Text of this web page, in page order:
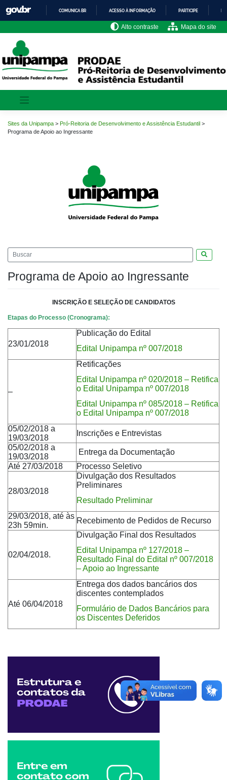
para
o
conteúdo
IR
PARA
COMUNICA BR ACESSO À INFORMAÇÃO PARTICIPE
Alto contraste Mapa do site
Sites da Unipampa > Pró-Reitoria de Desenvolvimento e Assistência Estudantil >
Programa de Apoio ao Ingressante
Programa de Apoio ao Ingressante
INSCRIÇÃO E SELEÇÃO DE CANDIDATOS
Etapas do Processo (Cronograma):
23/01/2018
Publicação do Edital
Edital Unipampa nº 007/2018
–
Retificações
Edital Unipampa nº 020/2018 – Retifica
o Edital Unipampa nº 007/2018
Edital Unipampa nº 085/2018 – Retifica
o Edital Unipampa nº 007/2018
05/02/2018 a
19/03/2018
Inscrições e Entrevistas
05/02/2018 a
19/03/2018
Entrega da Documentação
Até 27/03/2018
Processo Seletivo
28/03/2018
Divulgação dos Resultados
Preliminares
Resultado Preliminar
29/03/2018, até às
23h 59min.
Recebimento de Pedidos de Recurso
02/04/2018.
Divulgação Final dos Resultados
Edital Unipampa nº 127/2018 –
Resultado Final do Edital nº 007/2018
– Apoio ao Ingressante
Até 06/04/2018
Entrega dos dados bancários dos
discentes contemplados
Formulário de Dados Bancários para
os Discentes Deferidos